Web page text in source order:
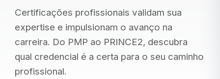
Certificações profissionais validam sua
expertise e impulsionam o avanço na
carreira. Do PMP ao PRINCE2, descubra
qual credencial é a certa para o seu caminho
profissional.